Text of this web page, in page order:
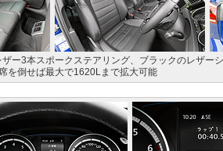
ー3本スポークステアリング、ブラックのレザー
を倒せば最大で1620Lまで拡大可能